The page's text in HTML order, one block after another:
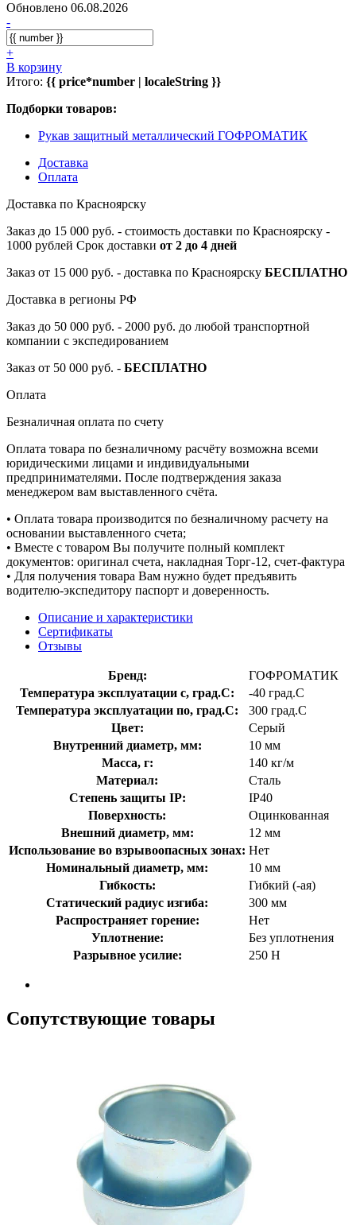
Обновлено 06.08.2026
-
+
В корзину
Итого: {{ price*number | localeString }}
Подборки товаров:
Рукав защитный металлический ГОФРОМАТИК
Доставка
Оплата
Доставка по Красноярску
Заказ до 15 000 руб. - стоимость доставки по Красноярску -
1000 рублей Срок доставки от 2 до 4 дней
Заказ от 15 000 руб. - доставка по Красноярску БЕСПЛАТНО
Доставка в регионы РФ
Заказ до 50 000 руб. - 2000 руб. до любой транспортной
компании с экспедированием
Заказ от 50 000 руб. - БЕСПЛАТНО
Оплата
Безналичная оплата по счету
Оплата товара по безналичному расчёту возможна всеми
юридическими лицами и индивидуальными
предпринимателями. После подтверждения заказа
менеджером вам выставленного счёта.
• Оплата товара производится по безналичному расчету на
основании выставленного счета;
• Вместе с товаром Вы получите полный комплект
документов: оригинал счета, накладная Торг-12, счет-фактура
• Для получения товара Вам нужно будет предъявить
водителю-экспедитору паспорт и доверенность.
Описание и характеристики
Сертификаты
Отзывы
Бренд:
ГОФРОМАТИК
Температура эксплуатации с, град.C:
-40 град.C
Температура эксплуатации по, град.C:
300 град.C
Цвет:
Серый
Внутренний диаметр, мм:
10 мм
Масса, г:
140 кг/м
Материал:
Сталь
Степень защиты IP:
IP40
Поверхность:
Оцинкованная
Внешний диаметр, мм:
12 мм
Использование во взрывоопасных зонах: Нет
Номинальный диаметр, мм:
10 мм
Гибкость:
Гибкий (-ая)
Статический радиус изгиба:
300 мм
Распространяет горение:
Нет
Уплотнение:
Без уплотнения
Разрывное усилие:
250 Н
Сопутствующие товары